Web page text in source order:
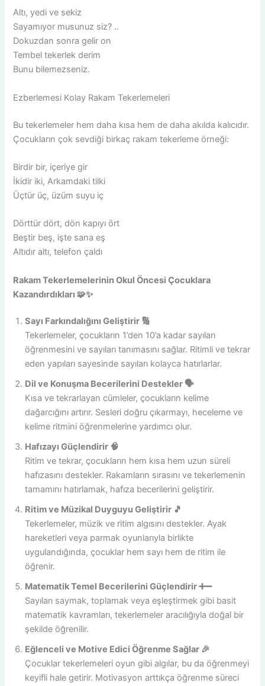
Altı, yedi ve sekiz
Sayamıyor musunuz siz? ..
Dokuzdan sonra gelir on
Tembel tekerlek derim
Bunu bilemezseniz.
Ezberlemesi Kolay Rakam Tekerlemeleri
Bu tekerlemeler hem daha kısa hem de daha akılda kalıcıdır.
Çocukların çok sevdiği birkaç rakam tekerleme örneği:
Birdir bir, içeriye gir
İkidir iki, Arkamdaki tilki
Üçtür üç, üzüm suyu iç
Dörttür dört, dön kapıyı ört
Beştir beş, işte sana eş
Altıdır altı, telefon çaldı
Rakam Tekerlemelerinin Okul Öncesi Çocuklara
Kazandırdıkları 🧩✨
Sayı Farkındalığını Geliştirir 🔢
Tekerlemeler, çocukların 1’den 10’a kadar sayıları
öğrenmesini ve sayıları tanımasını sağlar. Ritimli ve tekrar
eden yapıları sayesinde sayıları kolayca hatırlarlar.
Dil ve Konuşma Becerilerini Destekler 🗣️
Kısa ve tekrarlayan cümleler, çocukların kelime
dağarcığını artırır. Sesleri doğru çıkarmayı, heceleme ve
kelime ritmini öğrenmelerine yardımcı olur.
Hafızayı Güçlendirir 🧠
Ritim ve tekrar, çocukların hem kısa hem uzun süreli
hafızasını destekler. Rakamların sırasını ve tekerlemenin
tamamını hatırlamak, hafıza becerilerini geliştirir.
Ritim ve Müzikal Duyguyu Geliştirir 🎵
Tekerlemeler, müzik ve ritim algısını destekler. Ayak
hareketleri veya parmak oyunlarıyla birlikte
uygulandığında, çocuklar hem sayı hem de ritim ile
öğrenir.
Matematik Temel Becerilerini Güçlendirir ➕➖
Sayıları saymak, toplamak veya eşleştirmek gibi basit
matematik kavramları, tekerlemeler aracılığıyla doğal bir
şekilde öğrenilir.
Eğlenceli ve Motive Edici Öğrenme Sağlar 🎉
Çocuklar tekerlemeleri oyun gibi algılar, bu da öğrenmeyi
keyifli hale getirir. Motivasyon arttıkça öğrenme süreci